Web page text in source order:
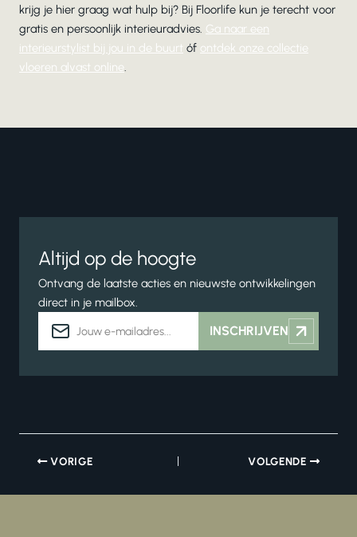
krijg je hier graag wat hulp bij? Bij Floorlife kun je terecht voor
gratis en persoonlijk interieuradvies. Ga naar een
interieurstylist bij jou in de buurt óf ontdek onze collectie
vloeren alvast online.
Altijd op de hoogte
Ontvang de laatste acties en nieuwste ontwikkelingen
direct in je mailbox.
mailadres
INSCHRIJVEN
VORIGE VOLGENDE